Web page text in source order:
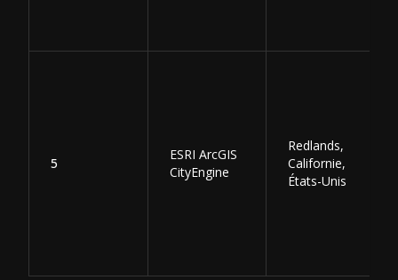
5
ESRI ArcGIS
CityEngine
Redlands,
Californie,
États-Unis